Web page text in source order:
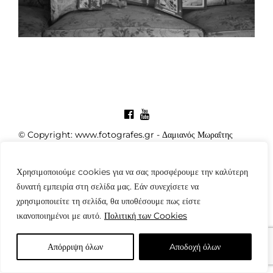
Χρησιμοποιούμε cookies για να σας προσφέρουμε την καλύτερη
δυνατή εμπειρία στη σελίδα μας. Εάν συνεχίσετε να
χρησιμοποιείτε τη σελίδα, θα υποθέσουμε πως είστε
ικανοποιημένοι με αυτό. Πολιτική των Cookies
Απόρριψη όλων Aποδοχή όλων
© Copyright: www.fotografes.gr - Δαμιανός Μωραΐτης